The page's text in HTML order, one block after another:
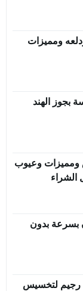
ومميزات
بجوز الهند
وعيوب
الشراء
بسرعة بدون
رجيم لتخسيس